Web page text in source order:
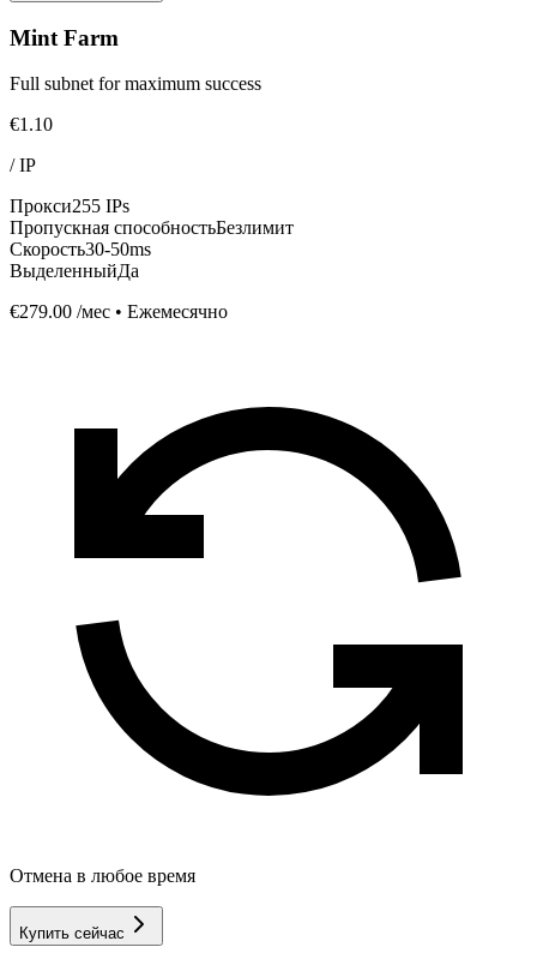
Mint Farm
Full subnet for maximum success
€1.10
/IP
Прокси255 IPs
Пропускная способностьБезлимит
Скорость30-50ms
ВыделенныйДа
€279.00 /мес • Ежемесячно
Отмена в любое время
Купить сейчас